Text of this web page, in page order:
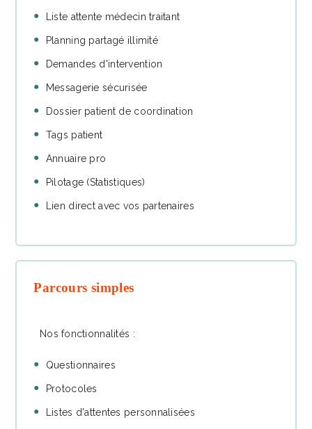
Liste attente médecin traitant
Planning partagé illimité
Demandes d'intervention
Messagerie sécurisée
Dossier patient de coordination
Tags patient
Annuaire pro
Pilotage (Statistiques)
Lien direct avec vos partenaires
Parcours simples
Nos fonctionnalités :
Questionnaires
Protocoles
Listes d'attentes personnalisées